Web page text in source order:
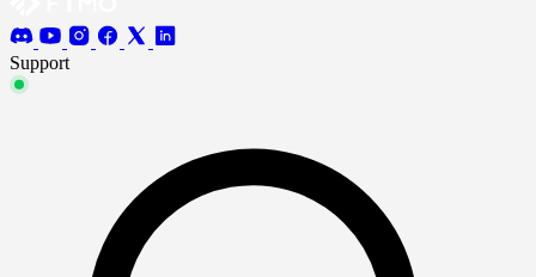
Support